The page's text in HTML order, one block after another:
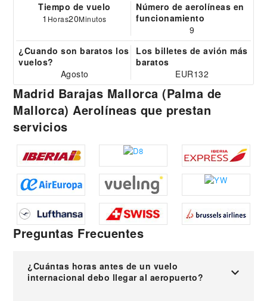
Tiempo de vuelo
1 Horas20Minutos
Número de aerolíneas en
funcionamiento
9
¿Cuando son baratos los
vuelos?
Agosto
Los billetes de avión más
baratos
EUR132
Madrid Barajas Mallorca (Palma de
Mallorca) Aerolíneas que prestan
servicios
Preguntas Frecuentes
¿Cuántas horas antes de un vuelo
internacional debo llegar al aeropuerto?